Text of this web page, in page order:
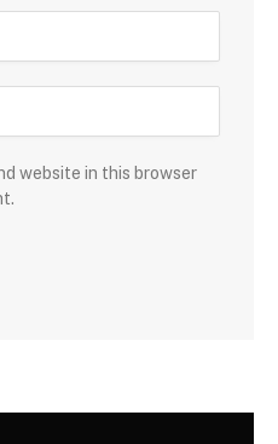
website in this browser